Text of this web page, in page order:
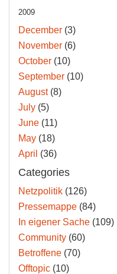
2009
December (3)
November (6)
October (10)
September (10)
August(8)
July (5)
June (11)
May (18)
April (36)
Categories
Netzpolitik (126)
Pressemappe (84)
In eigener Sache (109)
Community (60)
Betroffene (70)
Offtopic (10)